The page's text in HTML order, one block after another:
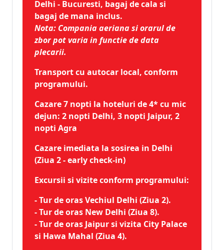
Delhi - Bucuresti, bagaj de cala si
bagaj de mana inclus.
Nota: Compania aeriana si orarul de
zbor pot varia in functie de data
plecarii.
Transport cu autocar local, conform
programului.
Cazare 7 nopti la hoteluri de 4* cu mic
dejun: 2 nopti Delhi, 3 nopti Jaipur, 2
nopti Agra
Cazare imediata la sosirea in Delhi
(Ziua 2 - early check-in)
Excursii si vizite conform programului:
- Tur de oras Vechiul Delhi (Ziua 2).
- Tur de oras New Delhi (Ziua 8).
- Tur de oras Jaipur si vizita City Palace
si Hawa Mahal (Ziua 4).